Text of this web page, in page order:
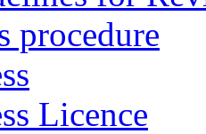
procedure
Licence